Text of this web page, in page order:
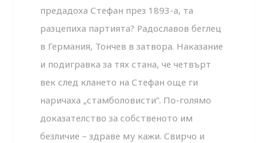
предадоха Стефан през 1893-а, та
разцепиха партията? Радославов беглец
в Германия, Тончев в затвора. Наказание
и подигравка за тях стана, че четвърт
век след клането на Стефан още ги
наричаха „стамболовисти”. По-голямо
доказателство за собственото им
безличие – здраве му кажи. Свирчо и